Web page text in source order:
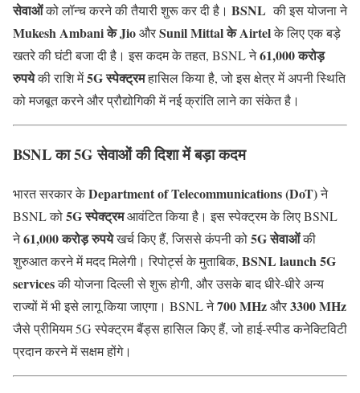
सेवाओंको लॉन्च करने की तैयारी शुरू कर दी है। BSNL की इस योजना ने
Mukesh Ambani के JioऔरSunil Mittal के Airtelके लिए एक बड़े
खतरे की घंटी बजा दी है। इस कदम के तहत, BSNL ने61,000 करोड़
रुपयेकी राशि में5G स्पेक्ट्रमहासिल किया है, जो इस क्षेत्र में अपनी स्थिति
को मजबूत करने और प्रौद्योगिकी में नई क्रांति लाने का संकेत है।
BSNL का 5G सेवाओं की दिशा में बड़ा कदम
भारत सरकार केDepartment of Telecommunications (DoT)ने
BSNL को5G स्पेक्ट्रमआवंटित किया है। इस स्पेक्ट्रम के लिए BSNL
ने61,000 करोड़ रुपयेखर्च किए हैं, जिससे कंपनी को5G सेवाओंकी
शुरुआत करने में मदद मिलेगी। रिपोर्ट्स के मुताबिक, BSNL launch 5G
servicesकी योजना दिल्ली से शुरू होगी, और उसके बाद धीरे-धीरे अन्य
राज्यों में भी इसे लागू किया जाएगा। BSNL ने700 MHzऔर3300 MHz
जैसे प्रीमियम 5G स्पेक्ट्रम बैंड्स हासिल किए हैं, जो हाई-स्पीड कनेक्टिविटी
प्रदान करने में सक्षम होंगे।